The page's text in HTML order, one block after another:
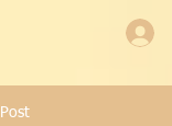
Post